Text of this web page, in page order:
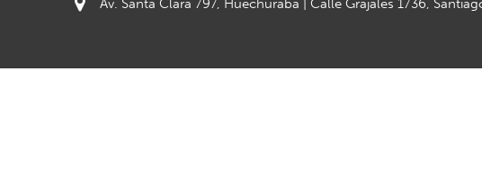
Av. Santa Clara 797, Huechuraba | Calle Grajales 1736,